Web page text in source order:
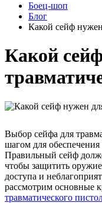
Боец-шоп
Блог
Какой сейф нужен
Какой
Выбор сейфа для
шагом для
Правильный сейф
чтобы защитить
доступа и
рассмотрим основные
травматического